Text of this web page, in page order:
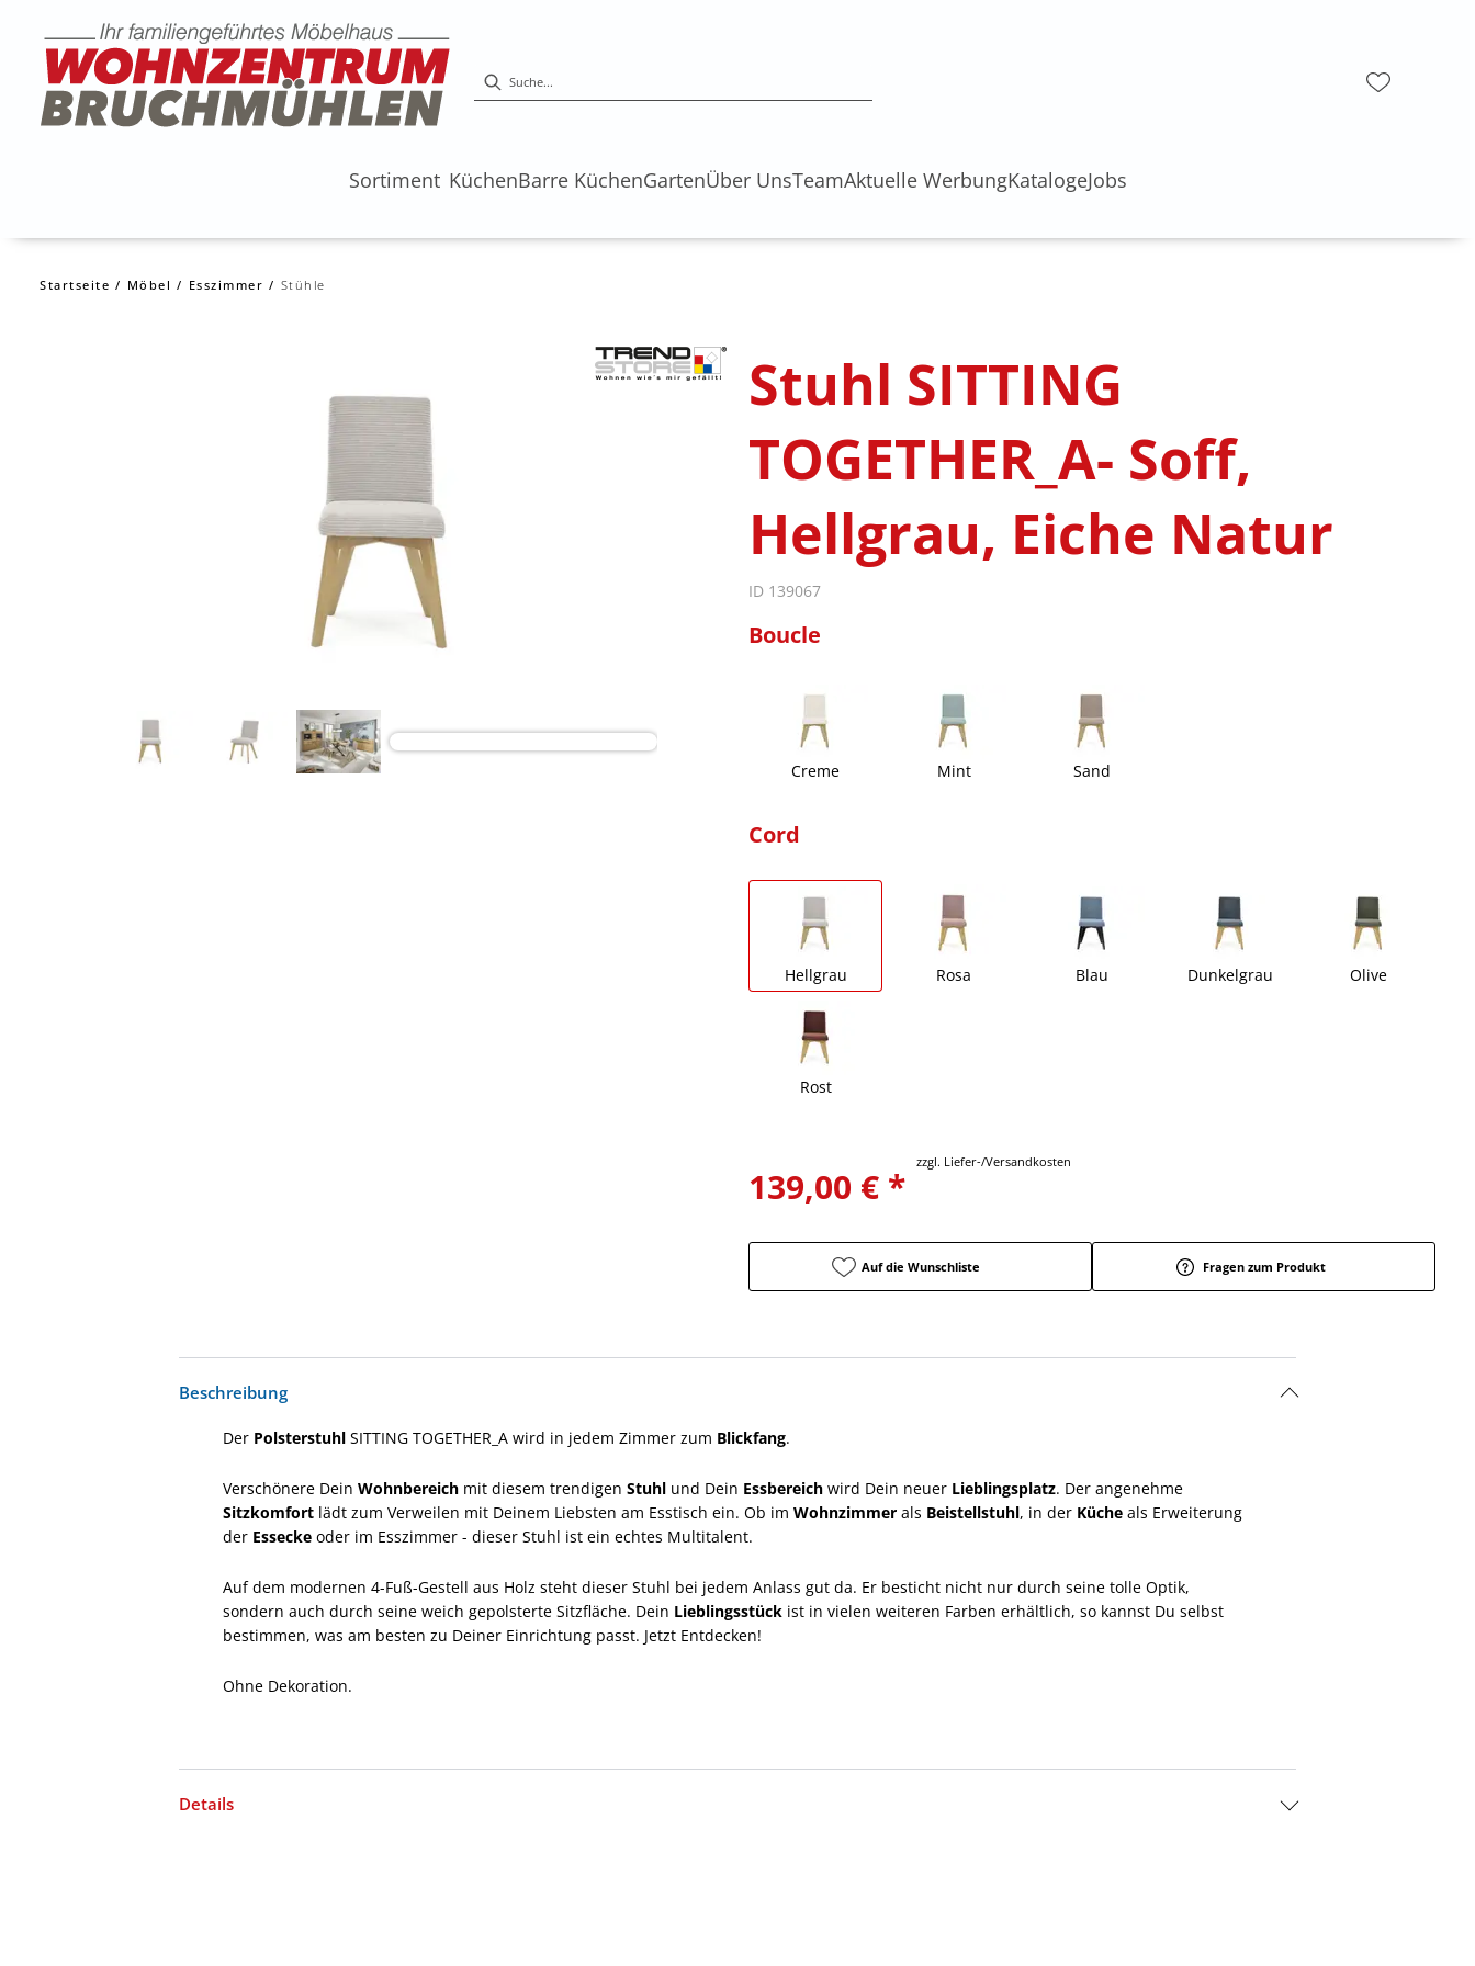
Sortiment KüchenBarre KüchenGartenÜber UnsTeamAktuelle WerbungKatalogeJobs
Startseite Möbel Esszimmer Stühle
Stuhl SITTING
TOGETHER_A- Soff,
Hellgrau, Eiche Natur
ID 139067
Boucle
Creme Mint Sand
Cord
Hellgrau Rosa Blau Dunkelgrau Olive
Rost
139,00 € *
zzgl. Liefer-/Versandkosten
Auf die Wunschliste Fragen zum Produkt
Beschreibung
Der Polsterstuhl SITTING TOGETHER_A wird in jedem Zimmer zum Blickfang.
Verschönere DeinWohnbereich mit diesem trendigenStuhl und Dein Essbereichwird Dein neuer Lieblingsplatz. Der angenehme
Sitzkomfort lädt zum Verweilen mit Deinem Liebsten am Esstisch ein. Ob imWohnzimmerals Beistellstuhl, in der Kücheals Erweiterung
der Esseckeoder im Esszimmer - dieser Stuhl ist ein echtes Multitalent.
Auf dem modernen 4-Fuß-Gestell aus Holz steht dieser Stuhl bei jedem Anlass gut da. Er besticht nicht nur durch seine tolle Optik,
sondern auch durch seine weich gepolsterte Sitzfläche. Dein Lieblingsstück ist in vielen weiteren Farben erhältlich, so kannst Du selbst
bestimmen, was am besten zu Deiner Einrichtung passt. Jetzt Entdecken!
Ohne Dekoration.
Details